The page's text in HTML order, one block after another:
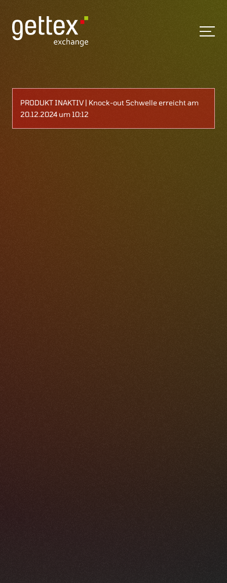
PRODUKT INAKTIV | Knock-out Schwelle erreicht am
20.12.2024 um 10:12